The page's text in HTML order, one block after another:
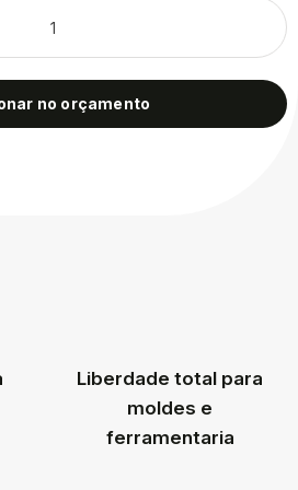
no orçamento
Liberdade total para
moldes e
ferramentaria